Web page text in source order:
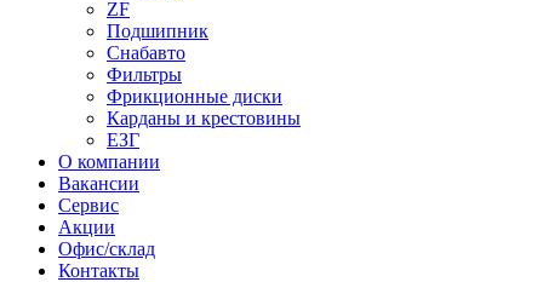
ZF
Подшипник
Снабавто
Фильтры
Фрикционные диски
Карданы и крестовины
ЕЗГ
О компании
Вакансии
Сервис
Акции
Офис/склад
Контакты